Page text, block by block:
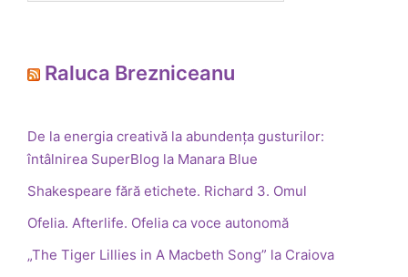
Raluca Brezniceanu
De la energia creativă la abundența gusturilor:
întâlnirea SuperBlog la Manara Blue
Shakespeare fără etichete. Richard 3. Omul
Ofelia. Afterlife. Ofelia ca voce autonomă
„The Tiger Lillies in A Macbeth Song” la Craiova